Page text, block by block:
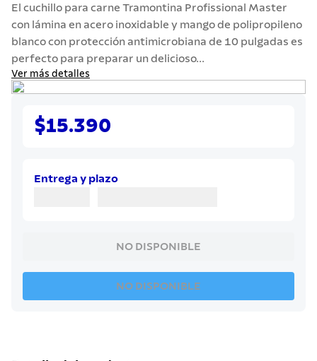
El cuchillo para carne Tramontina Profissional Master
con lámina en acero inoxidable y mango de polipropileno
blanco con protección antimicrobiana de 10 pulgadas es
perfecto para preparar un delicioso...
Ver más detalles
$15.390
Entrega y plazo
NO DISPONIBLE
NO DISPONIBLE
8.
solar
9.
cuchillo
10. allegra